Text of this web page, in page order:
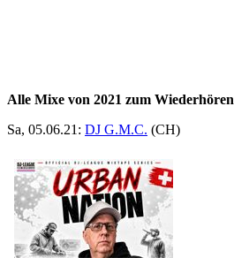
Alle Mixe von 2021 zum Wiederhören
Sa, 05.06.21: DJ G.M.C. (CH)